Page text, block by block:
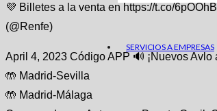
SERVICIOS A EMPRESAS
💜 Billetes a la venta en https://t.co/
(@Renfe)
April 4, 2023 Código APP 🔊 ¡Nuevos Avlo
🤲 Madrid-Sevilla
🤲 Madrid-Málaga